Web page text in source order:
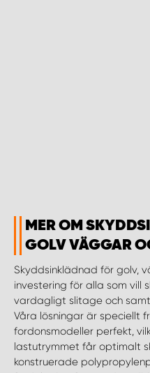
MER OM
GOLV VÄGGAR
Skyddsinklädnad för golv,
investering för alla som vill
vardagligt slitage och
Våra lösningar är speciellt
fordonsmodeller perfekt,
lastutrymmet får optimalt
konstruerade